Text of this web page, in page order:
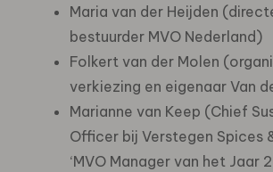
Maria van der Heijden
bestuurder MVO Nederland)
Folkert van der Molen
verkiezing en eigenaar Van
Marianne van Keep (Chief
Officer bij Verstegen Spices
‘MVO Manager van het Jaar